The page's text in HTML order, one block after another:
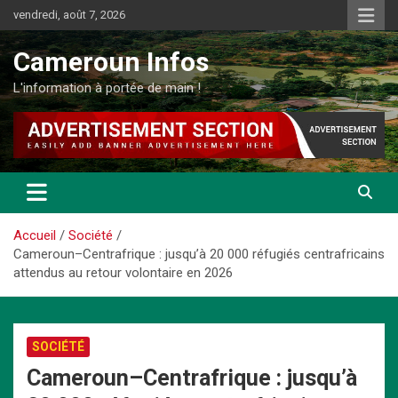
au
contenu
vendredi, août 7, 2026
Cameroun Infos
L'information à portée de main !
Accueil
Société
Cameroun–Centrafrique : jusqu’à 20 000 réfugiés centrafricains
attendus au retour volontaire en 2026
SOCIÉTÉ
Cameroun–Centrafrique : jusqu’à